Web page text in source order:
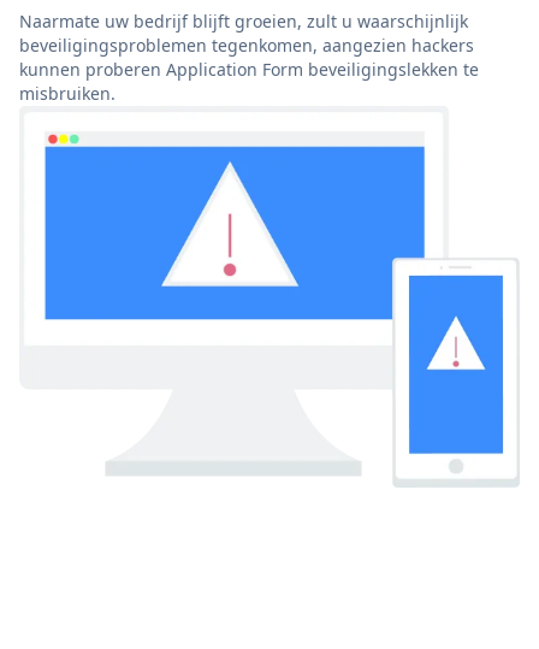
Naarmate uw bedrijf blijft groeien, zult u waarschijnlijk
beveiligingsproblemen tegenkomen, aangezien hackers
kunnen proberen Application Form beveiligingslekken te
misbruiken.